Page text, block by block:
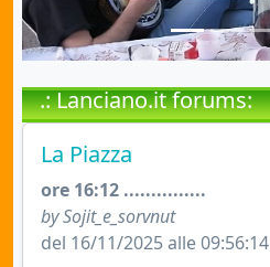
.: Lanciano.it forums:
La Piazza
ore 16:12 ...............
by Sojit_e_sorvnut
del 16/11/2025 alle 09:56:14